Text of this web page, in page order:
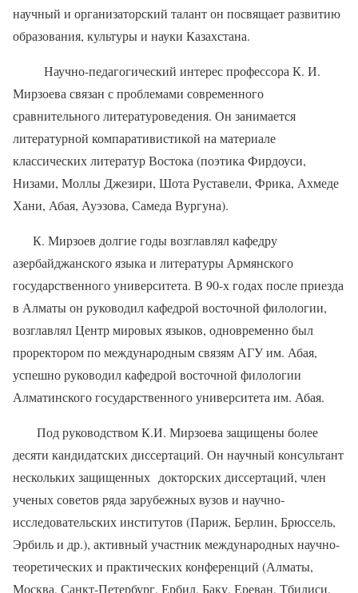
научный и организаторский талант он посвящает развитию
образования, культуры и науки Казахстана.
Научно-педагогический интерес профессора К. И.
Мирзоева связан с проблемами современного
сравнительного литературоведения. Он занимается
литературной компаративистикой на материале
классических литератур Востока (поэтика Фирдоуси,
Низами, Моллы Джезири, Шота Руставели, Фрика, Ахмеде
Хани, Абая, Ауэзова, Самеда Вургуна).
К. Мирзоев долгие годы возглавлял кафедру
азербайджанского языка и литературы Армянского
государственного университета. В 90-х годах после приезда
в Алматы он руководил кафедрой восточной филологии,
возглавлял Центр мировых языков, одновременно был
проректором по международным связям АГУ им. Абая,
успешно руководил кафедрой восточной филологии
Алматинского государственного университета им. Абая.
Под руководством К.И. Мирзоева защищены более
десяти кандидатских диссертаций. Он научный консультант
нескольких защищенных докторских диссертаций, член
ученых советов ряда зарубежных вузов и научно-
исследовательских институтов (Париж, Берлин, Брюссель,
Эрбиль и др.), активный участник международных научно-
теоретических и практических конференций (Алматы,
Москва, Санкт-Петербург, Ербил, Баку, Ереван, Тбилиси,